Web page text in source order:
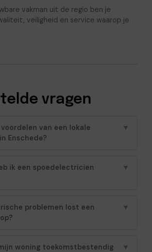
vakman uit de regio ben je
veiligheid en service waarop je
vragen
van een lokale
Enschede?
▼
ik een spoedelectricien
▼
problemen lost een
▼
woning toekomstbestendig
▼